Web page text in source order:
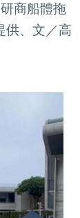
商船體拖
供、文／高